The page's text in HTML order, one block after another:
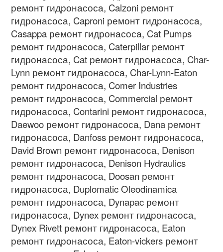
ремонт гидронасоса, Calzoni ремонт
гидронасоса, Caproni ремонт гидронасоса,
Casappa ремонт гидронасоса, Cat Pumps
ремонт гидронасоса, Caterpillar ремонт
гидронасоса, Cat ремонт гидронасоса, Char-
Lynn ремонт гидронасоса, Char-Lynn-Eaton
ремонт гидронасоса, Comer Industries
ремонт гидронасоса, Commercial ремонт
гидронасоса, Contarini ремонт гидронасоса,
Daewoo ремонт гидронасоса, Dana ремонт
гидронасоса, Danfoss ремонт гидронасоса,
David Brown ремонт гидронасоса, Denison
ремонт гидронасоса, Denison Hydraulics
ремонт гидронасоса, Doosan ремонт
гидронасоса, Duplomatic Oleodinamica
ремонт гидронасоса, Dynapac ремонт
гидронасоса, Dynex ремонт гидронасоса,
Dynex Rivett ремонт гидронасоса, Eaton
ремонт гидронасоса, Eaton-vickers ремонт